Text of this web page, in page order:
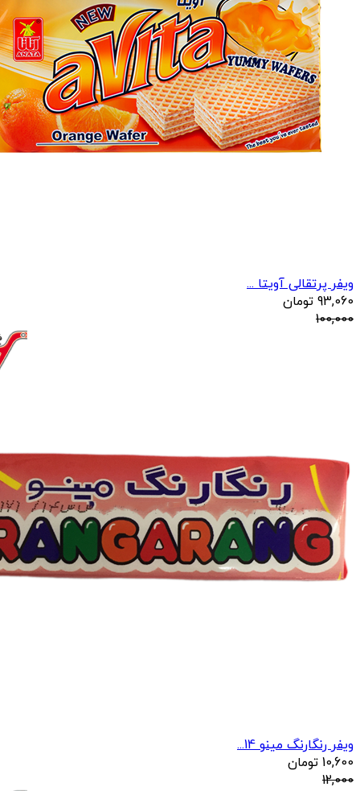
ویفر پرتقالی آویتا ...
93,060 تومان
100,000
ویفر رنگارنگ مینو 14...
10,600 تومان
12,000